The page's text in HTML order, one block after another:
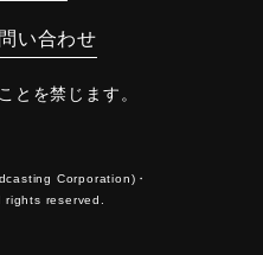
い合わせ
とを禁じます。
Corporation)・
reserved.